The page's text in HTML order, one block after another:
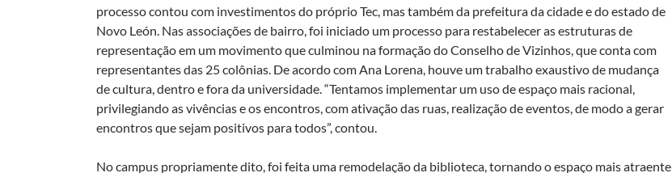
processo contou com investimentos do próprio Tec, mas também da prefeitura da cidade e do estado de
Novo León. Nas associações de bairro, foi iniciado um processo para restabelecer as estruturas de
representação em um movimento que culminou na formação do Conselho de Vizinhos, que conta com
representantes das 25 colônias. De acordo com Ana Lorena, houve um trabalho exaustivo de mudança
de cultura, dentro e fora da universidade. “Tentamos implementar um uso de espaço mais racional,
privilegiando as vivências e os encontros, com ativação das ruas, realização de eventos, de modo a gerar
encontros que sejam positivos para todos”, contou.
No campus propriamente dito, foi feita uma remodelação da biblioteca, tornando o espaço mais atraente